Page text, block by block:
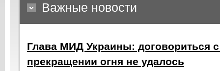
Важные новости
Глава МИД Украины: договориться
прекращении огня не удалось